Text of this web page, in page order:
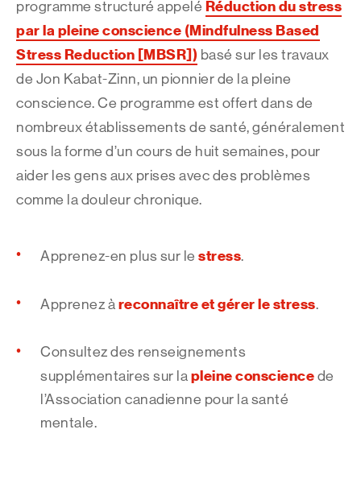
programme structuré appelé Réduction du stress
par la pleine conscience (Mindfulness Based
Stress Reduction [MBSR]) basé sur les travaux
de Jon Kabat-Zinn, un pionnier de la pleine
conscience. Ce programme est offert dans de
nombreux établissements de santé, généralement
sous la forme d’un cours de huit semaines, pour
aider les gens aux prises avec des problèmes
comme la douleur chronique.
Apprenez-en plus sur le stress.
Apprenez à reconnaître et gérer le stress.
Consultez des renseignements
supplémentaires sur la pleine conscience de
l’Association canadienne pour la santé
mentale.